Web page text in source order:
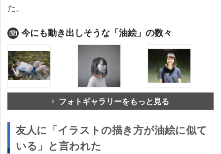
た。
今にも動き出しそうな「油絵」の数々
フォトギャラリーをもっと見る
友人に「イラストの描き方が油絵に似て
いる」と言われた